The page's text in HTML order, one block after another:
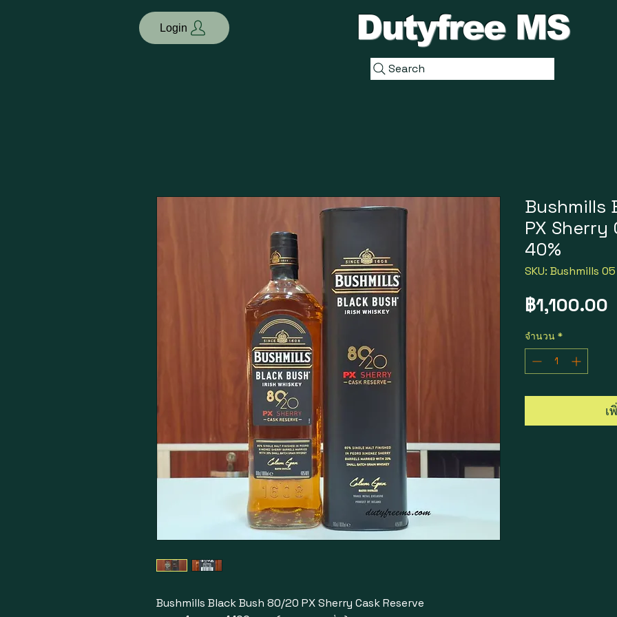
Login Dutyfree MS
Search
Bushmills Black Bush 80/20 PX Sherry Cask Reserve
Bushmills
PX Sherry
40%
SKU: Bushmills 05
฿1,100.00
จำนวน *
เ